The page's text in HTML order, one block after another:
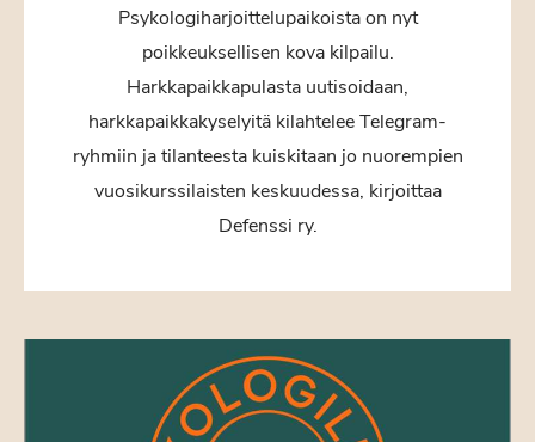
Psykologiharjoittelupaikoista on nyt
poikkeuksellisen kova kilpailu.
Harkkapaikkapulasta uutisoidaan,
harkkapaikkakyselyitä kilahtelee Telegram-
ryhmiin ja tilanteesta kuiskitaan jo nuorempien
vuosikurssilaisten keskuudessa, kirjoittaa
Defenssi ry.